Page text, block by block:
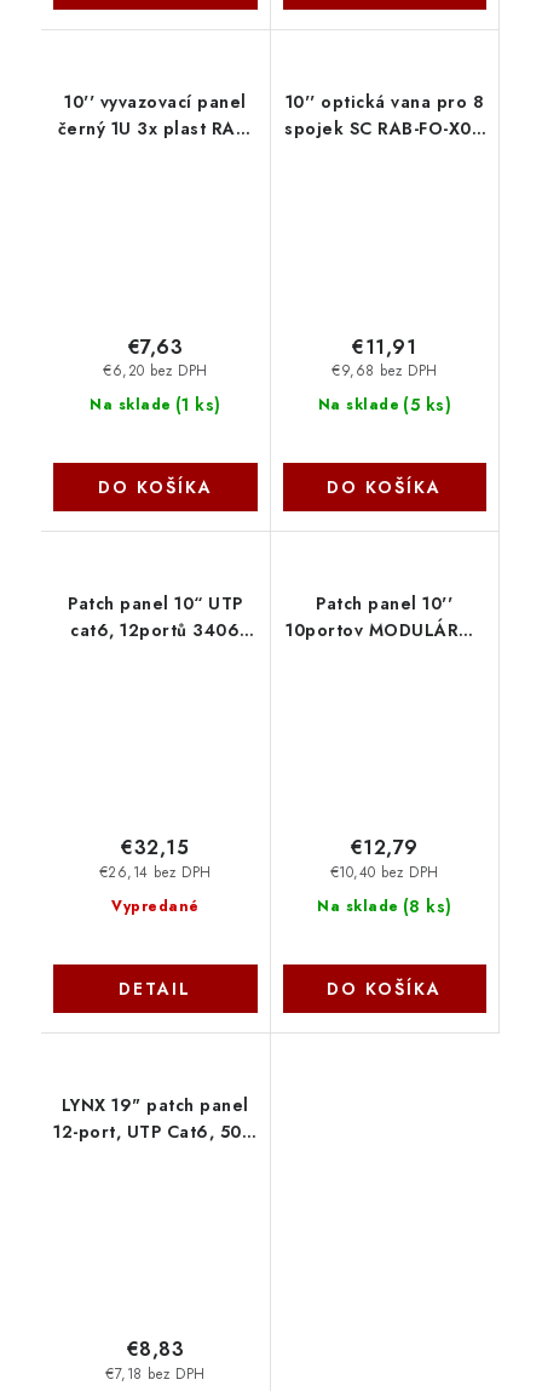
10'' vyvazovací panel
černý 1U 3x plast RAB-
Na sklade (1 ks)
€6,20 bez DPH
€7,63
DO KOŠÍKA
10'' optická vana pro 8
spojek SC RAB-FO-X01-
Na sklade (5 ks)
€9,68 bez DPH
€11,91
DO KOŠÍKA
Patch panel 10“ UTP
cat6, 12portů 3406
Vypredané
€26,14 bez DPH
€32,15
DETAIL
Patch panel 10''
10portov MODULÁRNY
Na sklade (8 ks)
€10,40 bez DPH
€12,79
DO KOŠÍKA
LYNX 19" patch panel
12-port, UTP Cat6, 50µ,
€7,18 bez DPH
€8,83